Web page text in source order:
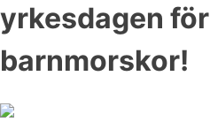
yrkesdagen för
barnmorskor!